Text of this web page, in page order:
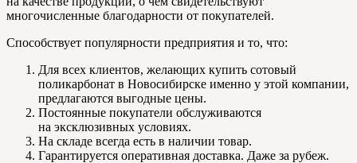
многочисленные благодарности от покупателей.
Способствует популярности предприятия и то, что:
Для всех клиентов, желающих купить сотовый
поликарбонат в Новосибирске именно у этой компании,
предлагаются выгодные цены.
Постоянные покупатели обслуживаются
на эксклюзивных условиях.
На складе всегда есть в наличии товар.
Гарантируется оперативная доставка. Даже за рубеж.